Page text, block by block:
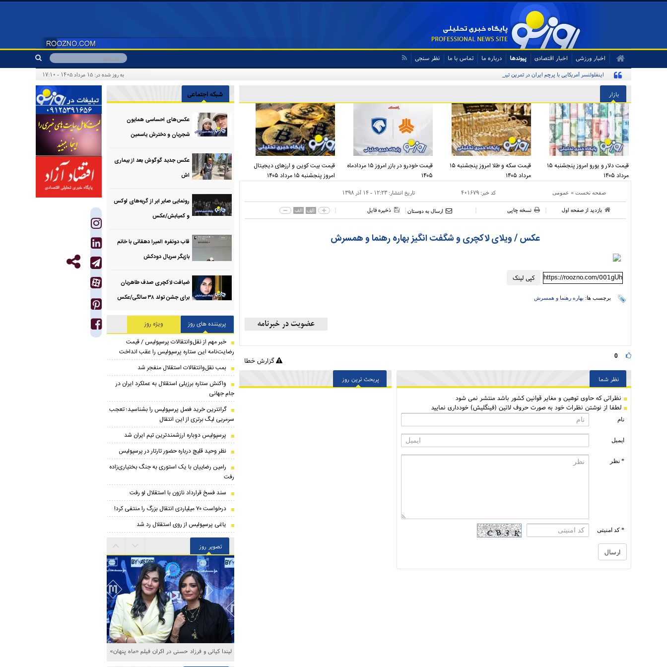
اخبار ورزشی اخبار اقتصادی پیوندها درباره ما تماس با ما نظر سنجی
اینفلوئنسر آمریکایی با پرچم ایران در تمرین تیم ملی به روز شده در: ۱۵ مرداد ۱۴۰۵ - ۱۷:۱۰
بازار
قیمت دلار و یورو امروز پنجشنبه ۱۵
مرداد ۱۴۰۵
قیمت سکه و طلا امروز پنجشنبه ۱۵
مرداد ۱۴۰۵
قیمت خودرو در بازر امروز ۱۵ مردادماه
۱۴۰۵
قیمت بیت کوین و ارز‌های دیجیتال
امروز پنجشنبه ۱۵ مرداد ۱۴۰۵
صفحه نخست » عمومی کد خبر:۴۰۱۶۷۹ تاریخ انتشار:۱۲:۲۳ - ۱۴ آذر ۱۳۹۸
بازدید از صفحه اول نسخه چاپی ارسال به دوستان ذخیره فایل الف الف
عکس / ویلای لاکچری و شگفت انگیز بهاره رهنما و همسرش
کپی لینک https://roozno.com/001gUh
برچسب ها: بهاره رهنما و همسرش
0 گزارش خطا
نظر شما
نظراتی كه حاوی توهین و مغایر قوانین کشور باشد منتشر نمی شود
لطفا از نوشتن نظرات خود به صورت حروف لاتین (فینگلیش) خودداری نمایید
نام
ایمیل
* نظر
* کد امنیتی
پربحث ترین روز
شبکه اجتماعی
عکس‌های احساسی همایون
شجریان و دخترش یاسمین
عکس جدید گوگوش بعد از بیماری
اش
رونمایی صابر ابر از گربه‌های لوکس
و کمیابش/عکس
قاب دونفره المیرا دهقانی با خانم
بازیگر سریال دودکش
ضیافت لاکچری صدف طاهریان
برای جشن تولد ۳۸ سالگی‌/عکس
پربیننده های روز
ویژه روز
خبر مهم از نقل‌وانتقالات پرسپولیس / قیمت
رضایت‌نامه این ستاره پرسپولیس را عقب انداخت
بمب نقل‌وانتقالات استقلال منفجر شد
واکنش ستاره برزیلی استقلال به عملکرد ایران در
جام جهانی
گرانترین خرید فصل پرسپولیس را بشناسید؛ تعجب
سرمربی لیگ برتری از این انتقال
پرسپولیس دوباره ارزشمندترین تیم ایران شد
نظر وحید قلیچ درباره حضور تارتار در پرسپولیس
رامین رضاییان با یک استوری به جنگ بختیاری‌زاده
رفت
سند فسخ قرارداد نازون با استقلال لو رفت
درخواست ۷۰ میلیاردی انتقال بزرگ را منتفی کرد!
یاغی پرسپولیس از روی استقلال رد شد
تصویر روز
لیندا کیانی و فرزاد حسنی در اکران فیلم «ماه پنهان»